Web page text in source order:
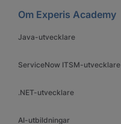
Om Experis Academy
Java-utvecklare
ServiceNow ITSM-utvecklare
.NET-utvecklare
AI-utbildningar